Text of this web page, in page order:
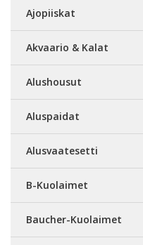
Ajopiiskat
Akvaario & Kalat
Alushousut
Aluspaidat
Alusvaatesetti
B-Kuolaimet
Baucher-Kuolaimet